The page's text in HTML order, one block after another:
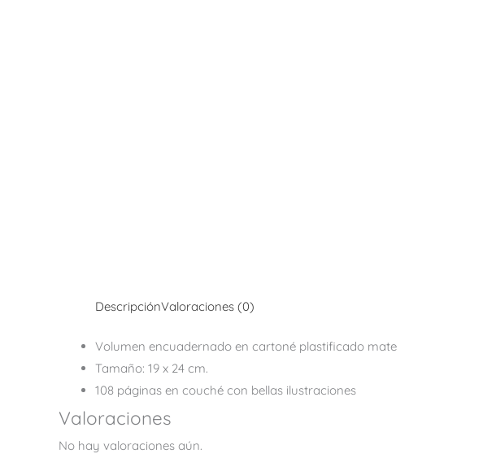
DescripciónValoraciones (0)
Volumen encuadernado en cartoné plastificado mate
Tamaño: 19 x 24 cm.
108 páginas en couché con bellas ilustraciones
Valoraciones
No hay valoraciones aún.